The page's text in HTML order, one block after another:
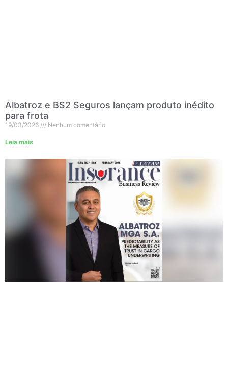
Albatroz e BS2 Seguros lançam produto inédito
para frota
19/03/2026 Nenhum comentário
Leia mais